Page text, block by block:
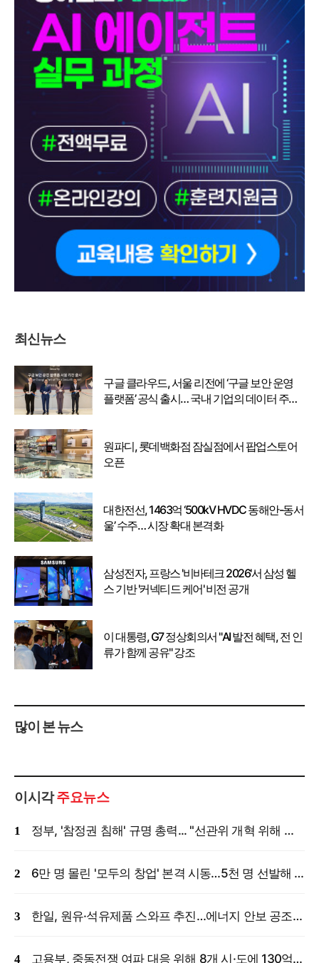
최신뉴스
구글 클라우드, 서울 리전에 ‘구글 보안 운영
플랫폼’ 공식 출시… 국내 기업의 데이터 주권
원파디, 롯데백화점 잠실점에서 팝업스토어
오픈
대한전선, 1463억 ‘500kV HVDC 동해안-동서
울’ 수주… 시장 확대 본격화
삼성전자, 프랑스 '비바테크 2026'서 삼성 헬
스 기반 '커넥티드 케어' 비전 공개
이 대통령, G7 정상회의서 "AI 발전 혜택, 전 인
류가 함께 공유" 강조
많이 본 뉴스
이시각주요뉴스
정부, '참정권 침해' 규명 총력... "선관위 개혁 위해 국정조사 등 모든 조치"
6만 명 몰린 '모두의 창업' 본격 시동…5천 명 선발해 밀착 지원
한일, 원유·석유제품 스와프 추진…에너지 안보 공조 강화
고용부, 중동전쟁 여파 대응 위해 8개 시·도에 130억 원 긴급 투입